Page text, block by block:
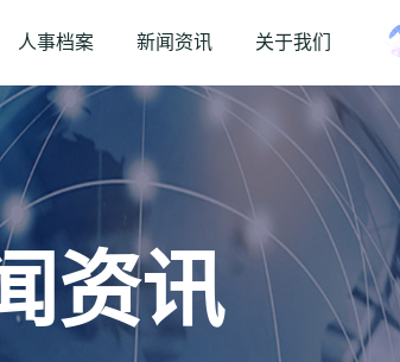
人事档案 新闻资讯 关于我们
资讯